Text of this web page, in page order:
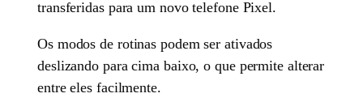
transferidas para um novo telefone Pixel.
Os modos de rotinas podem ser ativados
deslizando para cima baixo, o que permite alterar
entre eles facilmente.